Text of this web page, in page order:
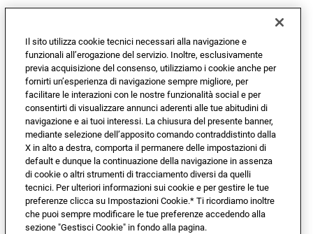
— —
Black&White Limited Edition Scarf
Optional
— —
Official Junior Kit
— —
Il sito utilizza cookie tecnici necessari alla navigazione e
funzionali all’erogazione del servizio. Inoltre, esclusivamente
previa acquisizione del consenso, utilizziamo i cookie anche per
fornirti un’esperienza di navigazione sempre migliore, per
facilitare le interazioni con le nostre funzionalità social e per
consentirti di visualizzare annunci aderenti alle tue abitudini di
navigazione e ai tuoi interessi. La chiusura del presente banner,
mediante selezione dell’apposito comando contraddistinto dalla
X in alto a destra, comporta il permanere delle impostazioni di
default e dunque la continuazione della navigazione in assenza
di cookie o altri strumenti di tracciamento diversi da quelli
tecnici. Per ulteriori informazioni sui cookie e per gestire le tue
preferenze clicca su Impostazioni Cookie.* Ti ricordiamo inoltre
che puoi sempre modificare le tue preferenze accedendo alla
sezione "Gestisci Cookie" in fondo alla pagina.